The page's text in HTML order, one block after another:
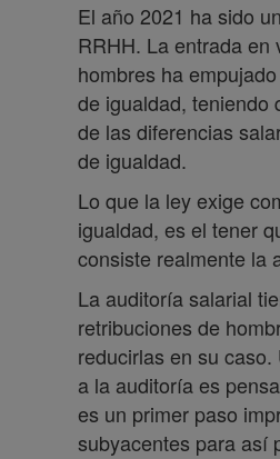
El año 2021 ha sido
RRHH. La entrada
hombres ha
de igualdad, teniendo
de las diferencias
de igualdad.
Lo que la ley exige
igualdad, es el tener
consiste realmente la
La auditoría salarial
retribuciones de
reducirlas en su
a la auditoría es
es un primer paso
subyacentes para así